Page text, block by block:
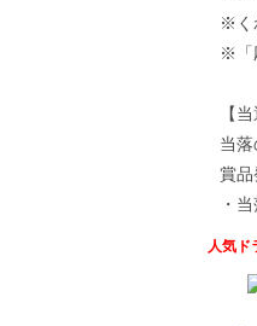
※く
※「
【
当
賞品
・
人気ド